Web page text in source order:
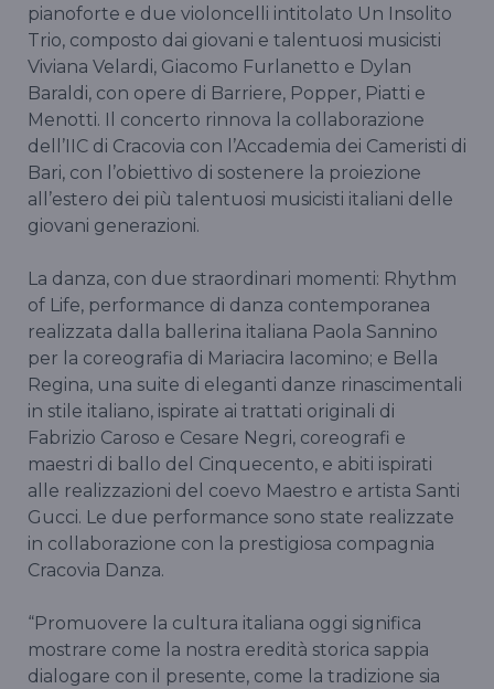
pianoforte e due violoncelli intitolato Un Insolito
Trio, composto dai giovani e talentuosi musicisti
Viviana Velardi, Giacomo Furlanetto e Dylan
Baraldi, con opere di Barriere, Popper, Piatti e
Menotti. Il concerto rinnova la collaborazione
dell’IIC di Cracovia con l’Accademia dei Cameristi di
Bari, con l’obiettivo di sostenere la proiezione
all’estero dei più talentuosi musicisti italiani delle
giovani generazioni.
La danza, con due straordinari momenti: Rhythm
of Life, performance di danza contemporanea
realizzata dalla ballerina italiana Paola Sannino
per la coreografia di Mariacira Iacomino; e Bella
Regina, una suite di eleganti danze rinascimentali
in stile italiano, ispirate ai trattati originali di
Fabrizio Caroso e Cesare Negri, coreografi e
maestri di ballo del Cinquecento, e abiti ispirati
alle realizzazioni del coevo Maestro e artista Santi
Gucci. Le due performance sono state realizzate
in collaborazione con la prestigiosa compagnia
Cracovia Danza.
“Promuovere la cultura italiana oggi significa
mostrare come la nostra eredità storica sappia
dialogare con il presente, come la tradizione sia